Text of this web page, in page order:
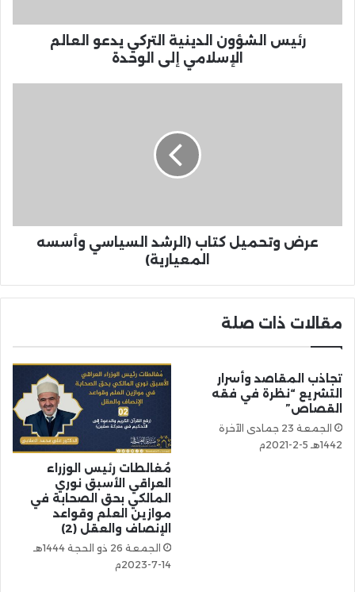
رئيس الشؤون الدينية التركي يدعو العالم
الإسلامي إلى الوحدة
عرض وتحميل كتاب (الرشد السياسي وأسسه
المعيارية)
مقالات ذات صلة
تجاذب المقاصد وأسرار
التشريع “نظرة في فقه
القصاص”
الجمعة 23 جمادى الآخرة
1442هـ 5-2-2021م
مُغالطات رئيس الوزراء
العراقي الأسبق نوري
المالكي بحق الصحابة في
موازين العلم وقواعد
الإنصاف والعقل (2)
الجمعة 26 ذو الحجة 1444هـ
14-7-2023م